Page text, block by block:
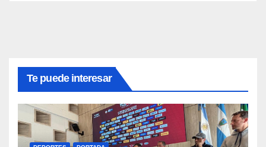
Te puede interesar